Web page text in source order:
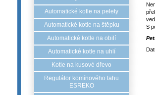
Automatické kotle na pelety
Automatické kotle na štěpku
Automatické kotle na obilí
Automatické kotle na uhlí
Kotle na kusové dřevo
Regulátor komínového tahu
ESREKO
S